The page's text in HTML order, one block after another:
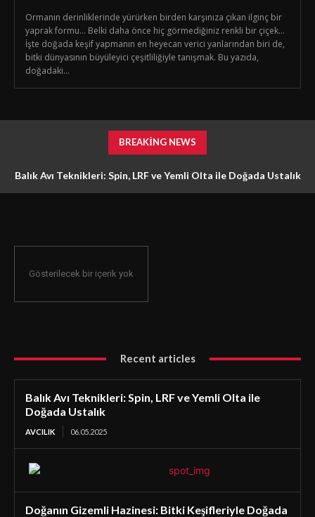
Ormanın derinliklerinde yürürken birden karşınıza çıkan ilginç bir
yaprak formu… Belki daha önce hiç görmediğiniz renkli bir çiçek…
İşte doğada keşif yapmanın en heyecan verici yanlarından biri de,
bitki dünyasının büyüleyici çeşitliliğiyle tanışmak. Bu yazıda,
doğadaki...
BREAKING NEWS
Balık Avı Teknikleri: Spin, LRF ve Yemli Olta ile Doğada Ustalık
Gösterilecek bir içerik yok
Recent articles
Balık Avı Teknikleri: Spin, LRF ve Yemli Olta ile
Doğada Ustalık
AVCILIK 06.05.2025
Doğanın Gizemli Hazinesi: Bitki Keşifleriyle Doğada